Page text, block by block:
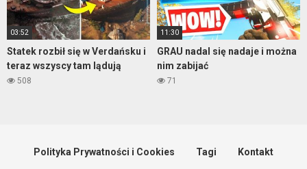
03:52
Statek rozbił się w Verdańsku i
teraz wszyscy tam lądują
508
11:30
GRAU nadal się nadaje i można
nim zabijać
71
Polityka Prywatności i Cookies Tagi Kontakt